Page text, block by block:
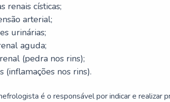
renais císticas;
arterial;
urinárias;
aguda;
(pedra nos rins);
(inflamações nos rins).
é o responsável por indicar e realizar